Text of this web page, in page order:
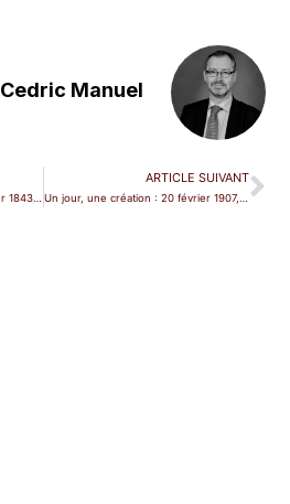
Cedric Manuel
ARTICLE SUIVANT